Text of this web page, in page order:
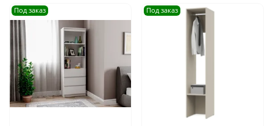
Под заказ Под заказ